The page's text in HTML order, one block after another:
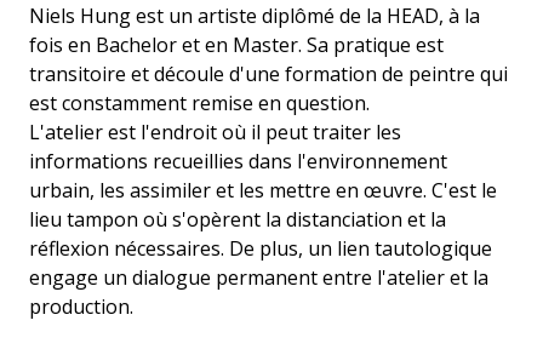
Niels Hung est un artiste diplômé de la HEAD, à la
fois en Bachelor et en Master. Sa pratique est
transitoire et découle d'une formation de peintre qui
est constamment remise en question.
L'atelier est l'endroit où il peut traiter les
informations recueillies dans l'environnement
urbain, les assimiler et les mettre en œuvre. C'est le
lieu tampon où s'opèrent la distanciation et la
réflexion nécessaires. De plus, un lien tautologique
engage un dialogue permanent entre l'atelier et la
production.